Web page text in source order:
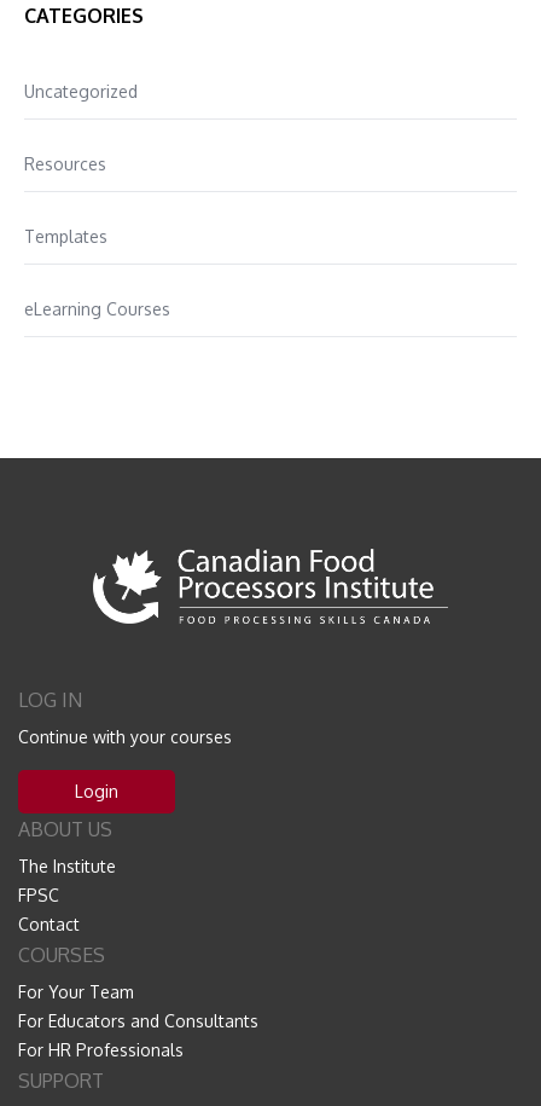
CATEGORIES
Uncategorized
Resources
Templates
eLearning Courses
LOG IN
Continue with your courses
Login
ABOUT US
The Institute
FPSC
Contact
COURSES
For Your Team
For Educators and Consultants
For HR Professionals
SUPPORT